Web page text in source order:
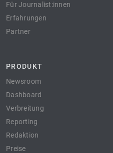
Für Journalist:innen
Erfahrungen
Partner
PRODUKT
Newsroom
Dashboard
Verbreitung
Reporting
Redaktion
Preise